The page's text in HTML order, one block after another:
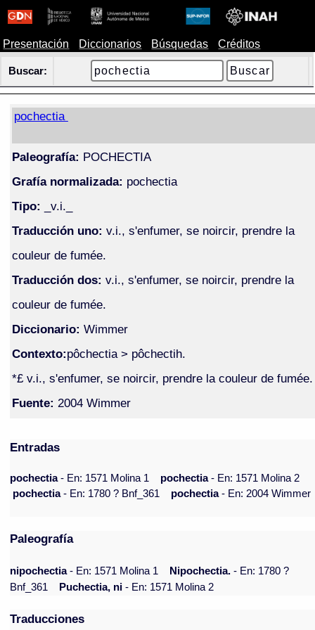
Presentación Diccionarios Búsquedas Créditos
Buscar:
pochectia
Paleografía: POCHECTIA
Grafía normalizada: pochectia
Tipo: _v.i._
Traducción uno: v.i., s'enfumer, se noircir, prendre la
couleur de fumée.
Traducción dos: v.i., s'enfumer, se noircir, prendre la
couleur de fumée.
Diccionario: Wimmer
Contexto:pôchectia > pôchectih.
*£ v.i., s'enfumer, se noircir, prendre la couleur de fumée.
Fuente: 2004 Wimmer
Entradas
pochectia- En: 1571 Molina 1 pochectia- En: 1571 Molina 2
pochectia- En: 1780 ? Bnf_361 pochectia- En: 2004 Wimmer
Paleografía
nipochectia- En: 1571 Molina 1 Nipochectia. - En: 1780 ?
Bnf_361
Puchectia, ni - En: 1571 Molina 2
Traducciones